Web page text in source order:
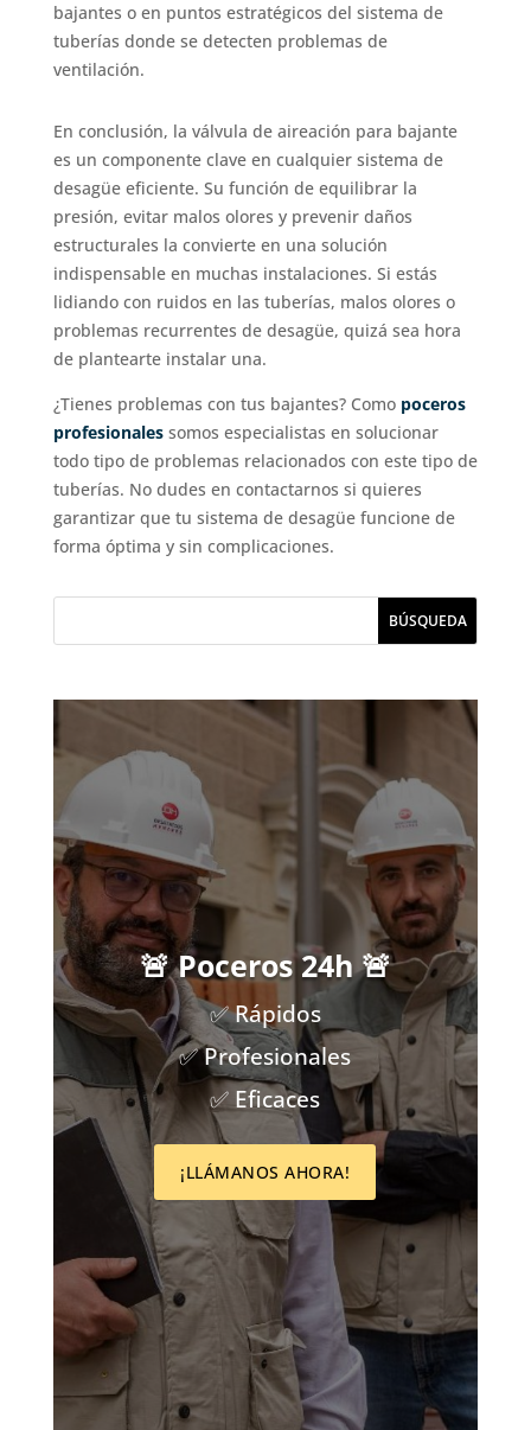
bajantes o en puntos estratégicos del sistema de
tuberías donde se detecten problemas de
ventilación.
En conclusión, la válvula de aireación para bajante
es un componente clave en cualquier sistema de
desagüe eficiente. Su función de equilibrar la
presión, evitar malos olores y prevenir daños
estructurales la convierte en una solución
indispensable en muchas instalaciones. Si estás
lidiando con ruidos en las tuberías, malos olores o
problemas recurrentes de desagüe, quizá sea hora
de plantearte instalar una.
¿Tienes problemas con tus bajantes? Como poceros
profesionalessomos especialistas en solucionar
todo tipo de problemas relacionados con este tipo de
tuberías. No dudes en contactarnos si quieres
garantizar que tu sistema de desagüe funcione de
forma óptima y sin complicaciones.
🚨 Poceros 24h 🚨
✅ Rápidos
✅ Profesionales
✅ Eficaces
¡LLÁMANOS AHORA!